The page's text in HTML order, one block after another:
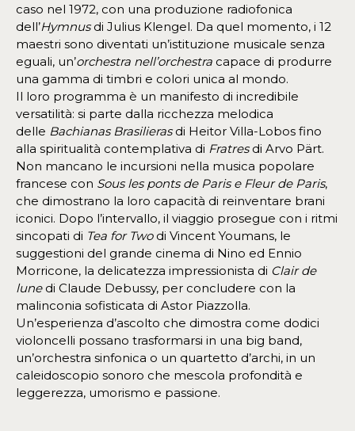
caso nel 1972, con una produzione radiofonica
dell’Hymnusdi Julius Klengel. Da quel momento, i 12
maestri sono diventati un’istituzione musicale senza
eguali, un’orchestra nell’orchestra capace di produrre
una gamma di timbri e colori unica al mondo.
Il loro programma è un manifesto di incredibile
versatilità: si parte dalla ricchezza melodica
delle Bachianas Brasilierasdi Heitor Villa-Lobos fino
alla spiritualità contemplativa di Fratresdi Arvo Pärt.
Non mancano le incursioni nella musica popolare
francese con Sous les ponts de Paris e Fleur de Paris,
che dimostrano la loro capacità di reinventare brani
iconici. Dopo l’intervallo, il viaggio prosegue con i ritmi
sincopati di Tea for Twodi Vincent Youmans, le
suggestioni del grande cinema di Nino ed Ennio
Morricone, la delicatezza impressionista di Clair de
lunedi Claude Debussy, per concludere con la
malinconia sofisticata di Astor Piazzolla.
Un’esperienza d’ascolto che dimostra come dodici
violoncelli possano trasformarsi in una big band,
un’orchestra sinfonica o un quartetto d’archi, in un
caleidoscopio sonoro che mescola profondità e
leggerezza, umorismo e passione.